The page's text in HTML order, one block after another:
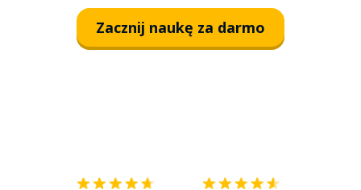
Zacznij naukę za darmo